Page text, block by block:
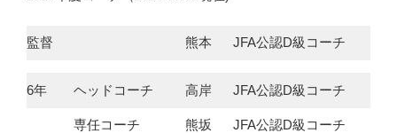
監督 熊本 JFA公認D級コーチ
6年 ヘッドコーチ 高岸 JFA公認D級コーチ
専任コーチ 熊坂 JFA公認D級コーチ